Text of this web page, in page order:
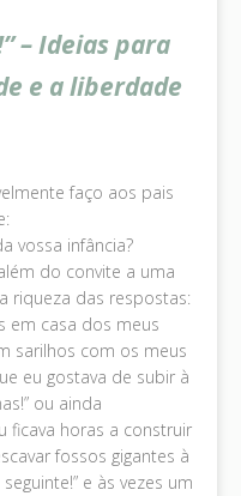
– Ideias para
e a liberdade
faço aos pais
vossa infância?
do convite a uma
riqueza das respostas:
em casa dos meus
sarilhos com os meus
eu gostava de subir à
ou ainda
ficava horas a construir
fossos gigantes à
e às vezes um